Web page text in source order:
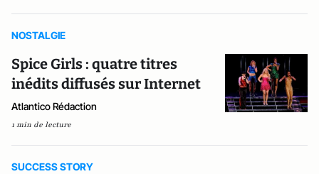
NOSTALGIE
Spice Girls : quatre titres
inédits diffusés sur Internet
Atlantico Rédaction
1 min de lecture
SUCCESS STORY